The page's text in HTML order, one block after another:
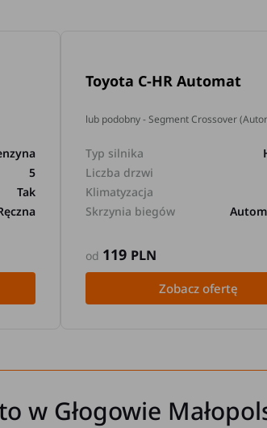
5
Tak
Toyota C-HR Automat
lub podobny - Segment Crossover
Typ silnika
Liczba drzwi
Klimatyzacja
Skrzynia biegów
od 119 PLN
Zobacz ofertę
w Głogowie